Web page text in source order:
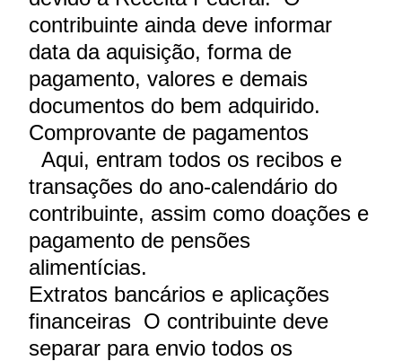
contribuinte ainda deve informar
data da aquisição, forma de
pagamento, valores e demais
documentos do bem adquirido.
Comprovante de pagamentos
Aqui, entram todos os recibos e
transações do ano-calendário do
contribuinte, assim como doações e
pagamento de pensões
alimentícias.
Extratos bancários e aplicações
financeiras O contribuinte deve
separar para envio todos os